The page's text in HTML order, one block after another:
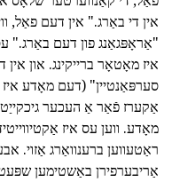
אין די באַרג." אין דעם פאַל,
"אַראָפּגאַנג פון דעם באַרג."
איז מאָטאָר ברייקינג. און אין
סערפּאַנטיין" (דעם מאָדע איז
אַקערז פֿאַר אַ העכער
מאָדע. ווען עס איז
ראַטעווען ברענוואַרג
אַריבערפירן באַשטימען